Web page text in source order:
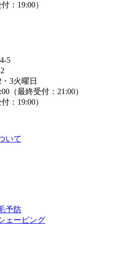
：19:00）
5
3火曜日
（最終受付：21:00）
：19:00）
いて
予防
ェービング